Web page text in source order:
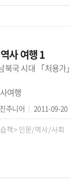
사 여행 1
북국 시대 「처용가
여행
주니어 2011-09-20
책> 인문/역사/사회